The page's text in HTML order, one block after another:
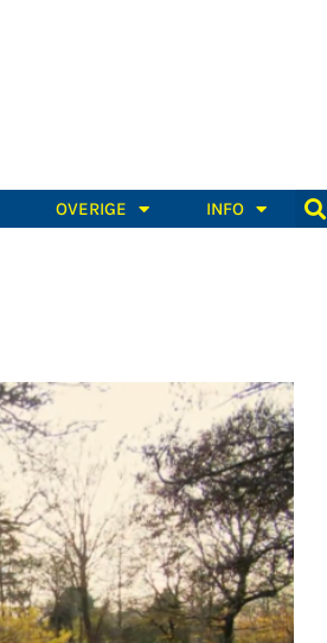
OVERIGE INFO